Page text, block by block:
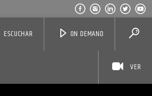
ON DEMAND
ESCUCHAR
VER